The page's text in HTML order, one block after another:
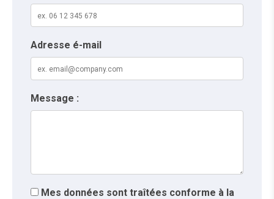
Adresse é-mail
Message :
Mes données sont traîtées conforme à la